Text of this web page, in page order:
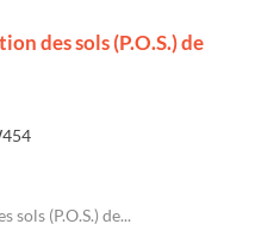
des sols (P.O.S.) de
sols (P.O.S.) de...